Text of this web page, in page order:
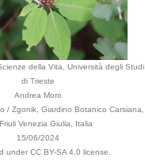
della Vita, Università degli Studi
di Trieste
Andrea Moro
/ Zgonik, Giardino Botanico Carsiana,
Venezia Giulia, Italia
15/06/2024
under CC BY-SA 4.0 license.